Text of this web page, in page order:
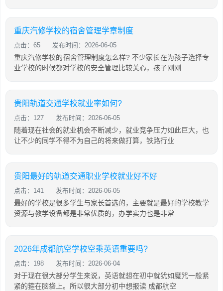
重庆汽修学校的宿舍管理学章制度
点击：65 发布时间：2026-06-05
重庆汽修学校的宿舍管理制度怎么样? 不少家长在为孩子选择专
业学校的时候都对学校的安全管理比较关心，孩子刚刚
贵阳轨道交通学校就业率如何?
点击：127 发布时间：2026-06-05
随着现在社会的就业机会不断减少，就业竞争压力如此巨大，也
让不少的同学不得不为自己的将来做打算，铁路行业
贵阳最好的轨道交通职业学校就业好不好
点击：141 发布时间：2026-06-05
最好的学校是很多学生与家长首选的，主要就是最好的学校教学
资源与教学设备都是非常优质的，办学实力也是非常
2026年成都航空学校空乘英语重要吗?
点击：198 发布时间：2026-06-04
对于现在很大部分学生来说，英语就想在初中就犹如魔咒一般紧
紧的箍在脑袋上。所以很大部分初中想报读 成都航空